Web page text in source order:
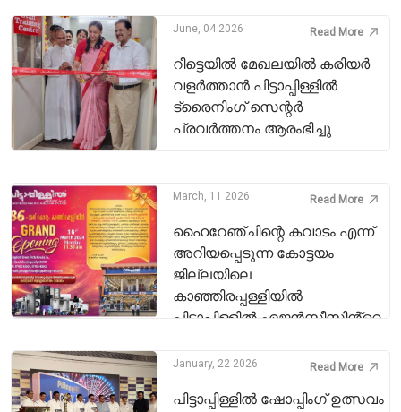
June, 04 2026 Read More
റീട്ടെയിൽ മേഖലയിൽ കരിയർ
വളർത്താൻ പിട്ടാപ്പിള്ളിൽ
ട്രൈനിംഗ് സെന്റർ
പ്രവർത്തനം ആരംഭിച്ചു
March, 11 2026 Read More
ഹൈറേഞ്ചിന്റെ കവാടം എന്ന്
അറിയപ്പെടുന്ന കോട്ടയം
ജില്ലയിലെ
കാഞ്ഞിരപ്പള്ളിയിൽ
പിട്ടാപ്പിള്ളിൽ ഏജൻസീസിൻ്റെ
തിങ്കളാഴ്‌ച രാവിലെ 11.00 ന്
January, 22 2026 Read More
പിട്ടാപ്പിള്ളിൽ ഷോപ്പിംഗ് ഉത്സവം